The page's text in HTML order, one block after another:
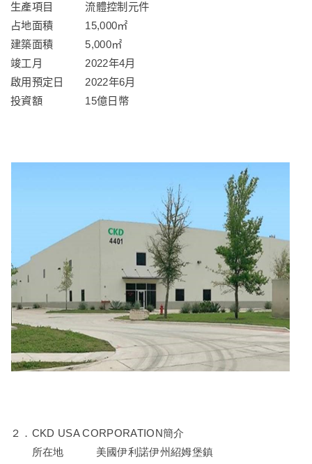
生產項目 流體控制元件
占地面積 15,000㎡
建築面積 5,000㎡
竣工月 2022年4月
啟用預定日
2022年6月
投資額 15億日幣
２． CKD USA CORPORATION簡介
所在地 美國伊利諾伊州紹姆堡鎮